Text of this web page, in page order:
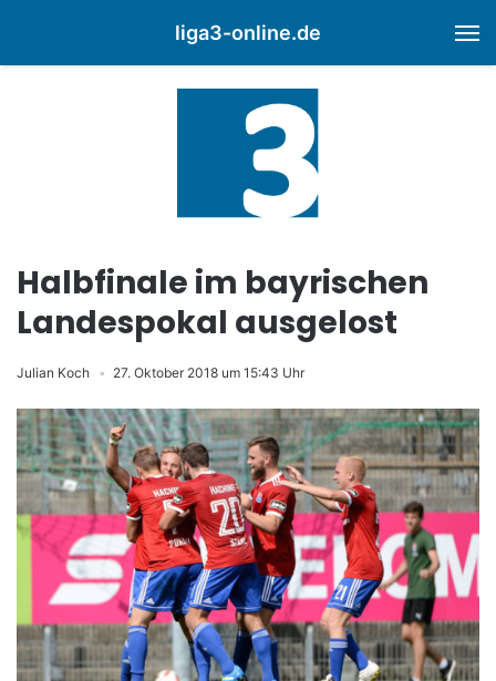
liga3-online.de
Halbfinale im bayrischen
Landespokal ausgelost
Julian Koch 27. Oktober 2018 um 15:43 Uhr